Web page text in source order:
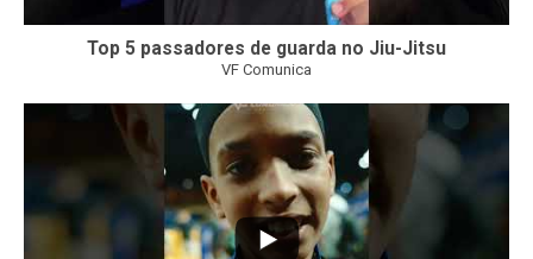
Top 5 passadores de guarda no Jiu-Jitsu
VF Comunica